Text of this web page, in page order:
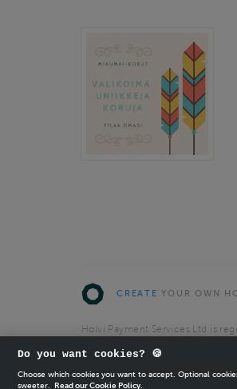
CREATE YOUR OWN
Holvi Payment Services Ltd is
Do you want cookies? 🍪
Choose which cookies you want to accept. Optional
sweeter.
Read our Cookie Policy.